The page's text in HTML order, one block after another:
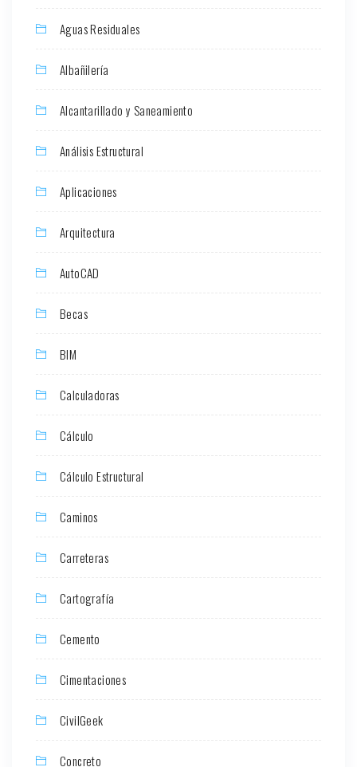
Aguas Residuales
Albañilería
Alcantarillado y Saneamiento
Análisis Estructural
Aplicaciones
Arquitectura
AutoCAD
Becas
BIM
Calculadoras
Cálculo
Cálculo Estructural
Caminos
Carreteras
Cartografía
Cemento
Cimentaciones
CivilGeek
Concreto